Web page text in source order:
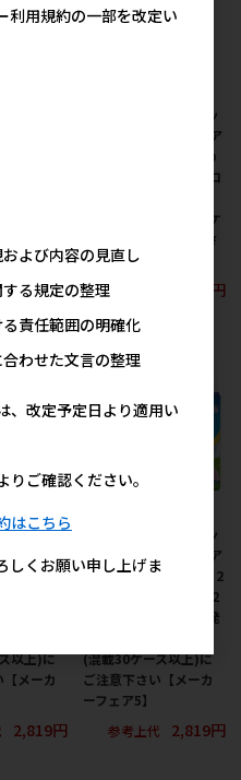
ム(ロッ
載30ケ
ェア5】
2,819円
［ユニ・チャーム(ロッ
ト購入)］ マナーウェア
長時間快適オムツ 女の
子用 Sサイズ 32枚 ※ロ
最低発注数量(混載30ケ
ース以上)にご注意下さ
い【メーカーフェア5】
参考上代
2,819円
ーム(ロッ
ーウェア
サイズ 2
以上)に
【メーカ
2,819円
［ユニ・チャーム(ロッ
ト購入)］ マナーウェア
男の子用 SSSSサイズ 2
種のデザインパック 52
枚入 ※ロット購入 ※発
(混載30ケース以上)に
ご注意下さい【メーカ
ーフェア5】
参考上代
2,819円
利用規約の一部を改定い
よび内容の見直し
る規定の整理
責任範囲の明確化
わせた文言の整理
、改定予定日より適用い
ご確認ください。
はこちら
しくお願い申し上げま